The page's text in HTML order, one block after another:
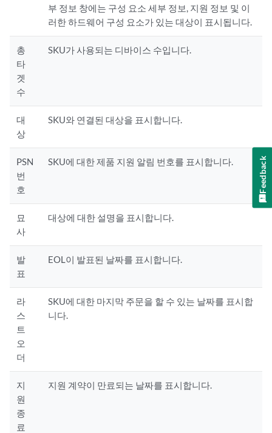
부 정보 창에는 구성 요소 세부 정보, 지원 정보 및 이
러한 하드웨어 구성 요소가 있는 대상이 표시됩니다.
총
타
겟
수
SKU가 사용되는 디바이스 수입니다.
대
상
SKU와 연결된 대상을 표시합니다.
PSN
번
호
SKU에 대한 제품 지원 알림 번호를 표시합니다.
묘
사
대상에 대한 설명을 표시합니다.
발
표
EOL이 발표된 날짜를 표시합니다.
라
스
트
오
더
SKU에 대한 마지막 주문을 할 수 있는 날짜를 표시합
니다.
지
원
종
료
지원 계약이 만료되는 날짜를 표시합니다.
Feedback